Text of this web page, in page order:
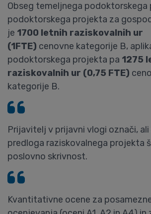
Obseg temeljnega podoktorskega
podoktorskega projekta za
je 1700 letnih raziskovalnih ur
(1FTE) cenovne kategorije B,
podoktorskega projekta pa 1275
raziskovalnih ur (0,75 FTE)
kategorije B.
Prijavitelj v prijavni vlogi označi, ali
predloga raziskovalnega projekta
poslovno skrivnost.
Kvantitativne ocene za